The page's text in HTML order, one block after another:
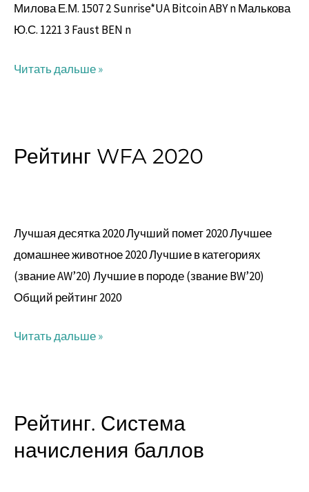
Милова Е.М. 1507 2 Sunrise*UA Bitcoin ABY n Малькова
Ю.С. 1221 3 Faust BEN n
Читать дальше »
Рейтинг WFA 2020
Лучшая десятка 2020 Лучший помет 2020 Лучшее
домашнее животное 2020 Лучшие в категориях
(звание AW’20) Лучшие в породе (звание BW’20)
Общий рейтинг 2020
Рейтинг
Читать дальше »
Рейтинг. Система
начисления баллов
Рейтинг.
начисления